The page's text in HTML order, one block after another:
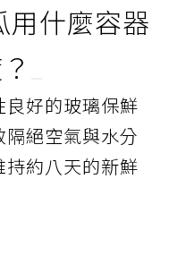
用什麼容器
好的玻璃保鮮
絕空氣與水分
約八天的新鮮